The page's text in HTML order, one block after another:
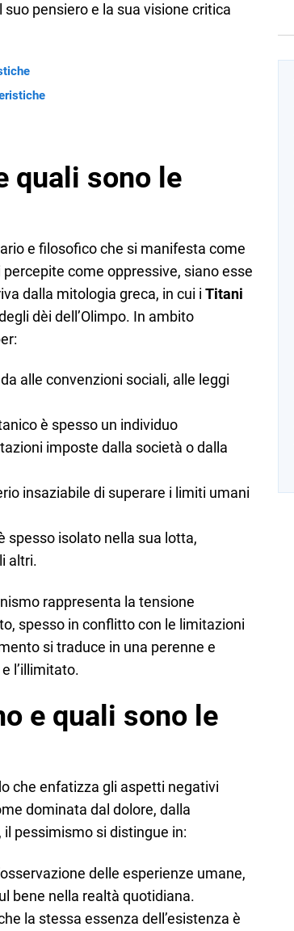
pensiero e la sua visione critica
quali sono le
e filosofico che si manifesta come
come oppressive, siano esse
dalla mitologia greca, in cui i Titani
dèi dell’Olimpo. In ambito
alle convenzioni sociali, alle leggi
è spesso un individuo
imposte dalla società o dalla
insaziabile di superare i limiti umani
spesso isolato nella sua lotta,
altri.
rappresenta la tensione
spesso in conflitto con le limitazioni
si traduce in una perenne e
l’illimitato.
e quali sono le
che enfatizza gli aspetti negativi
dominata dal dolore, dalla
pessimismo si distingue in:
delle esperienze umane,
bene nella realtà quotidiana.
la stessa essenza dell’esistenza è